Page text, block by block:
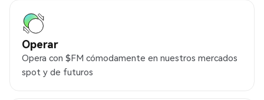
Operar
Opera con $FM cómodamente en nuestros mercados
spot y de futuros